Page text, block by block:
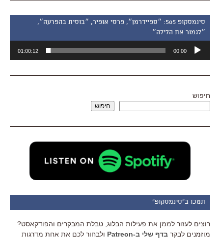
סינמסקופ 505: ״ספיידרמן״, פרסי אופיר, ״בוסית בהפרעה״,
״לגמור את הלילה״
אודיו
00:00
01:00:12
חיפוש
חיפוש
תמכו ב"סינמסקופ"
רוצים לעזור לממן את פעילות הבלוג, טבלת המבקרים והפודקאסט?
מוזמנים לבקר בדף שלי ב-Patreon
ולבחור לכם את אחת מדרגות